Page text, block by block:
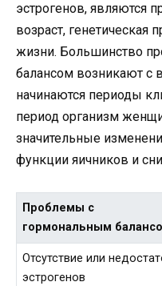
эстрогенов, являются
возраст, генетическая
жизни. Большинство
балансом возникают с
начинаются периоды
период организм
значительные
функции яичников и
Проблемы с
гормональным
Отсутствие или
эстрогенов